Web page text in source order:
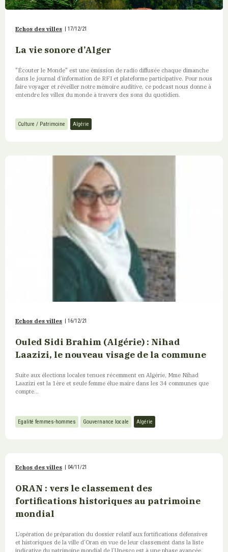
Echos des villes | 17/12/21
La vie sonore d’Alger
"Écouter le Monde" est une émission de radio diffusée chaque dimanche
dans le journal d’information de RFI et plateforme participative. Pour nous
faire voyager et réveiller notre mémoire auditive, ce podcast nous donne à
entendre les villes du monde à travers des sons du quotidien.
Culture / Patrimoine Algérie
Echos des villes | 16/12/21
Ouled Sidi Brahim (Algérie) : Nihad
Laazizi, le nouveau visage de la commune
Suite aux élections locales tenues récemment en Algérie, Mme Nihad
Laazizi est la 1ère et seule femme élue maire dans les 34 communes que
compte...
Egalité femmes-hommes Gouvernance locale Algérie
Echos des villes 04/11/21
ORAN : vers le classement des
fortifications historiques au patrimoine
mondial
L’opération de préparation du dossier relatif aux fortifications défensives
et historiques de la ville d’Oran en vue de leur classement dans la liste